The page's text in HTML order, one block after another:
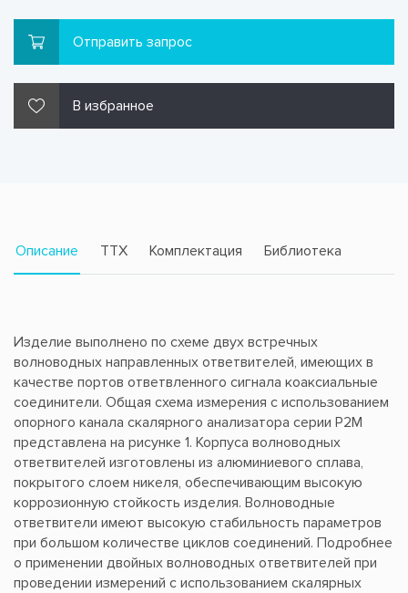
Отправить запрос
В избранное
Описание TTX Комплектация Библиотека
Изделие выполнено по схеме двух встречных
волноводных направленных ответвителей, имеющих в
качестве портов ответвленного сигнала коаксиальные
соединители. Общая схема измерения с использованием
опорного канала скалярного анализатора серии Р2М
представлена на рисунке 1. Корпуса волноводных
ответвителей изготовлены из алюминиевого сплава,
покрытого слоем никеля, обеспечивающим высокую
коррозионную стойкость изделия. Волноводные
ответвители имеют высокую стабильность параметров
при большом количестве циклов соединений. Подробнее
о применении двойных волноводных ответвителей при
проведении измерений с использованием скалярных